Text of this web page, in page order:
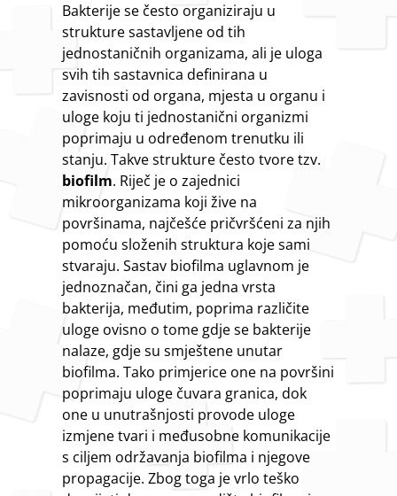
Bakterije se često organiziraju u
strukture sastavljene od tih
jednostaničnih organizama, ali je uloga
svih tih sastavnica definirana u
zavisnosti od organa, mjesta u organu i
uloge koju ti jednostanični organizmi
poprimaju u određenom trenutku ili
stanju. Takve strukture često tvore tzv.
biofilm. Riječ je o zajednici
mikroorganizama koji žive na
površinama, najčešće pričvršćeni za njih
pomoću složenih struktura koje sami
stvaraju. Sastav biofilma uglavnom je
jednoznačan, čini ga jedna vrsta
bakterija, međutim, poprima različite
uloge ovisno o tome gdje se bakterije
nalaze, gdje su smještene unutar
biofilma. Tako primjerice one na površini
poprimaju uloge čuvara granica, dok
one u unutrašnjosti provode uloge
izmjene tvari i međusobne komunikacije
s ciljem održavanja biofilma i njegove
propagacije. Zbog toga je vrlo teško